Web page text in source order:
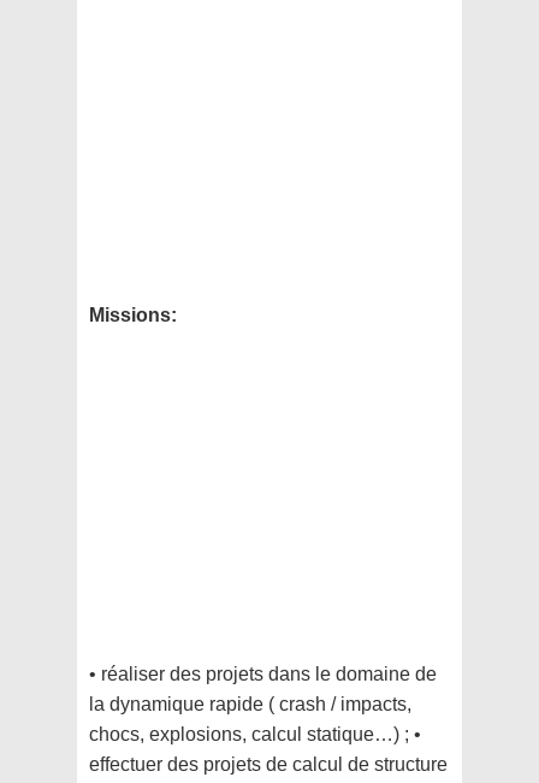
Missions:
• réaliser des projets dans le domaine de
la dynamique rapide ( crash / impacts,
chocs, explosions, calcul statique…) ; •
effectuer des projets de calcul de structure